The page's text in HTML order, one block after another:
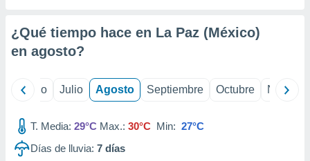
¿Qué tiempo hace en La Paz (México)
en agosto?
Junio Julio Agosto Septiembre Octubre
T. Media: 29°C Max.: 30°C Min: 27°C
Días de lluvia: 7 días